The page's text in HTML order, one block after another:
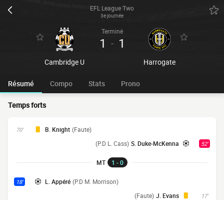
EFL League Two
3e journée
Cambridge U
Terminé
1 - 1
Harrogate
Résumé Compo Stats Prono
Temps forts
70' B. Knight (Faute)
52'
S. Duke-McKenna
(P.D L. Cass)
MT 1 - 0
18' L. Appéré (P.D M. Morrison)
17'
J. Evans
(Faute)